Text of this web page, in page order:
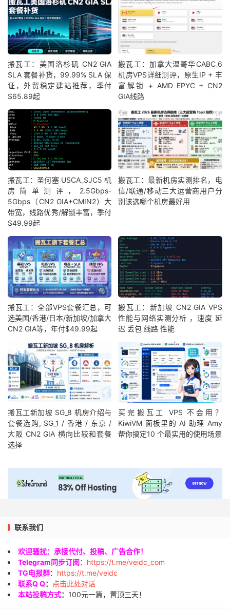
搬瓦工：美国洛杉矶 CN2 GIA
SLA 套餐补货，99.99% SLA 保
证，外贸稳定建站推荐，季付
$65.89起
搬瓦工：加拿大温哥华CABC_6
机房VPS详细测评，原生IP + 丰
富解锁 + AMD EPYC + CN2
GIA线路
搬瓦工：圣何塞 USCA_SJC5 机
房简单测评，2.5Gbps-
5Gbps（CN2 GIA+CMIN2）大
带宽，线路优秀/解锁丰富，季付
$49.99起
搬瓦工：最新机房实测排名，电
信/联通/移动三大运营商用户分
别该选哪个机房最好用
搬瓦工：全部VPS套餐汇总，可
选美国/香港/日本/新加坡/加拿大
CN2 GIA等，年付$49.99起
搬瓦工：新加坡 CN2 GIA VPS
性能与网络实测分析 ，速度 延
迟 丢包 线路 性能
搬瓦工新加坡 SG_8 机房介绍与
套餐选购, SG_1 / 香港 / 东京 /
大阪 CN2 GIA 横向比较和套餐
选择
买完搬瓦工 VPS 不会用？
KiwiVM 面板里的 AI 助理 Amy
帮你搞定10 个最实用的使用场景
联系我们
欢迎骚扰：承接代付、投稿、广告合作！
Telegram同步订阅： https://t.me/veidc_com
TG电报群： https://t.me/veidc
联系Q Q：
点击此处对话
本站投稿方式： 100元一篇，置顶三天！